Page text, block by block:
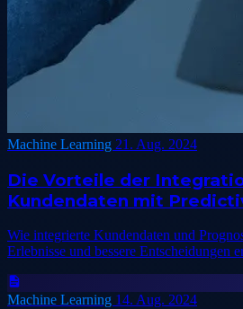
Machine Learning 21. Aug. 2024
Die Vorteile der
Kundendaten mit
Wie integrierte Kundendaten und
Erlebnisse und bessere Entscheidungen
Machine Learning 14. Aug. 2024